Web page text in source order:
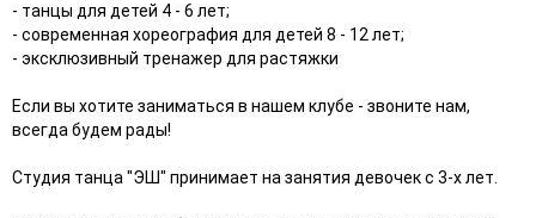
- танцы для детей 4 - 6 лет;
- современная хореография для детей 8 - 12 лет;
- эксклюзивный тренажер для растяжки
Если вы хотите заниматься в нашем клубе - звоните нам,
всегда будем рады!
Студия танца "ЭШ" принимает на занятия девочек с 3-х лет.